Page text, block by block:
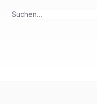
Suchen